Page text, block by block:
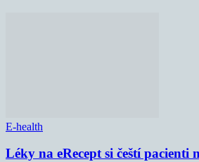
E-health
Léky na eRecept si čeští